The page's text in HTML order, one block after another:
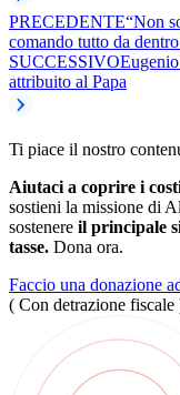
PRECEDENTE“Non
comando tutto da
SUCCESSIVO
attribuito al Papa
Ti piace il nostro
Aiutaci a coprire i
sostieni la missione di
sostenere il principale
tasse. Dona ora.
Faccio una donazione
( Con detrazione fiscale